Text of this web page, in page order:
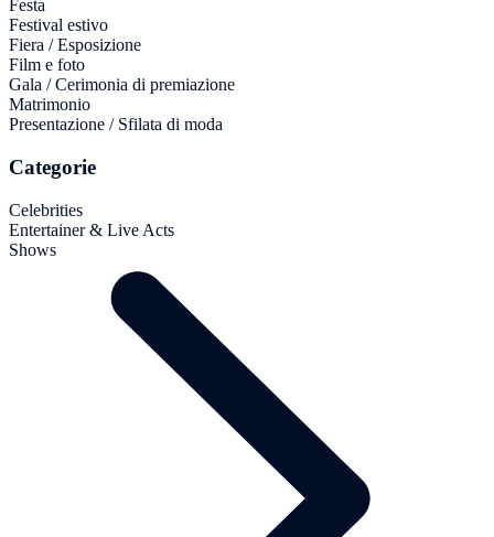
Festa
Festival estivo
Fiera / Esposizione
Film e foto
Gala / Cerimonia di premiazione
Matrimonio
Presentazione / Sfilata di moda
Categorie
Celebrities
Entertainer & Live Acts
Shows